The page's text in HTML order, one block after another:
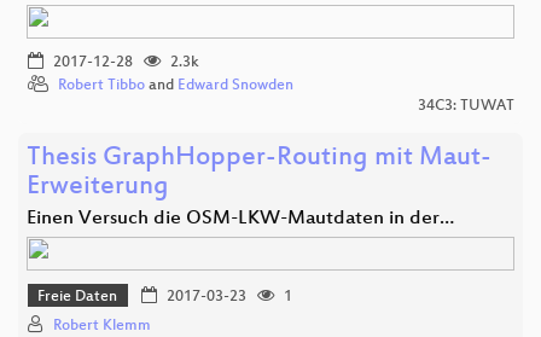
2017-12-28
2.3k
Robert Tibbo and Edward Snowden
34C3: TUWAT
Thesis GraphHopper-Routing mit Maut-
Erweiterung
Einen Versuch die OSM-LKW-Mautdaten in der…
Freie Daten 2017-03-23
1
Robert Klemm